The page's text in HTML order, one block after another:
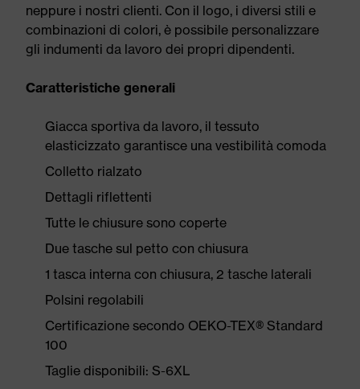
neppure i nostri clienti. Con il logo, i diversi stili e
combinazioni di colori, è possibile personalizzare
gli indumenti da lavoro dei propri dipendenti.
Caratteristiche generali
Giacca sportiva da lavoro, il tessuto
elasticizzato garantisce una vestibilità comoda
Colletto rialzato
Dettagli riflettenti
Tutte le chiusure sono coperte
Due tasche sul petto con chiusura
1 tasca interna con chiusura, 2 tasche laterali
Polsini regolabili
Certificazione secondo OEKO-TEX® Standard
100
Taglie disponibili: S-6XL